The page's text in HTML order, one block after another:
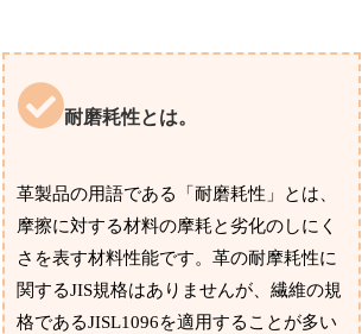
耐磨耗性とは。
革製品の用語である「耐磨耗性」とは、
摩擦に対する材料の摩耗と劣化のしにく
さを表す材料性能です。革の耐摩耗性に
関するJIS規格はありませんが、繊維の規
格であるJISL1096を適用することが多い